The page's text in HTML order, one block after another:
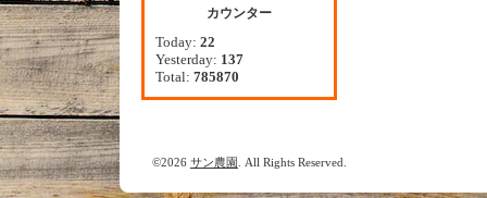
カウンター
Today: 22
Yesterday: 137
Total: 785870
©2026 サン農園 . All Rights Reserved.